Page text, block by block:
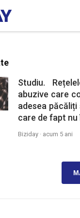
Studiu.
abuzive care
adesea
care de fapt
Biziday · acum 5 ani